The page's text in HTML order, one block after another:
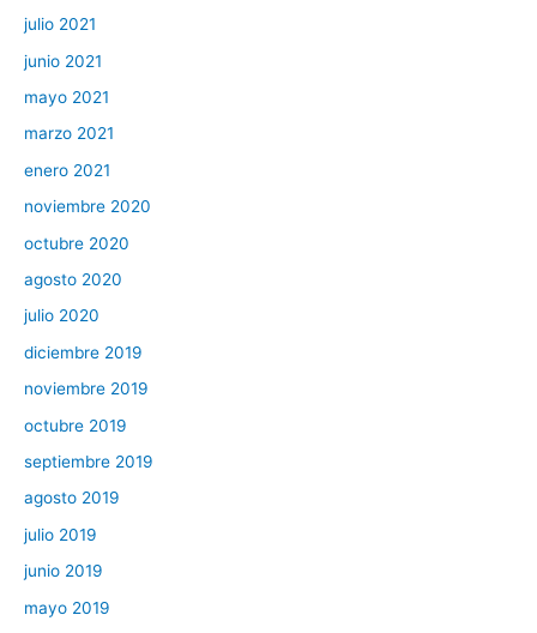
julio 2021
junio 2021
mayo 2021
marzo 2021
enero 2021
noviembre 2020
octubre 2020
agosto 2020
julio 2020
diciembre 2019
noviembre 2019
octubre 2019
septiembre 2019
agosto 2019
julio 2019
junio 2019
mayo 2019